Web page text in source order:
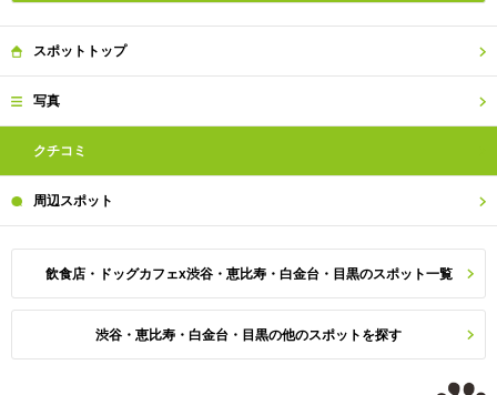
スポット トップ
写真
クチコミ
周辺スポット
飲食店・ドッグカフェx渋谷・恵比寿・白金台・目黒のスポット一覧
渋谷・恵比寿・白金台・目黒の他のスポットを探す